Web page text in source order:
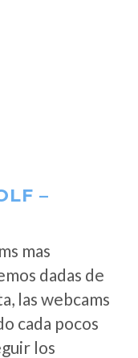
–
mas
dadas de
las webcams
cada pocos
los